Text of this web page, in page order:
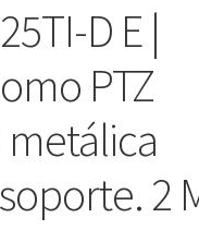
D E |
PTZ
2